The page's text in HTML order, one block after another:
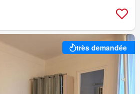
très demandée